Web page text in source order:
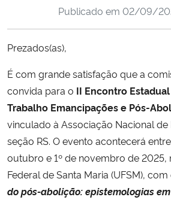
Ministério da Cidadania
Ministério de Minas e Energia
Ministério da Ciência, Tecnologia, Inovações e
Ministério do Meio Ambiente
Ministério do Desenvolvimento Regional
Publicado em 02/09/
Prezados(as),
É com grande satisfação que a
convida para o II Encontro
Trabalho Emancipações e Pós-
vinculado à Associação Nacional de
seção RS. O evento acontecerá
outubro e 1º de novembro de 2025,
Federal de Santa Maria (UFSM), com
do pós-abolição: epistemologias